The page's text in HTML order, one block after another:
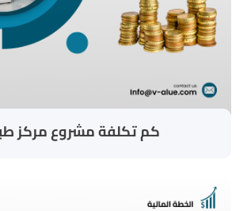
كم تكلفة مشروع مركز